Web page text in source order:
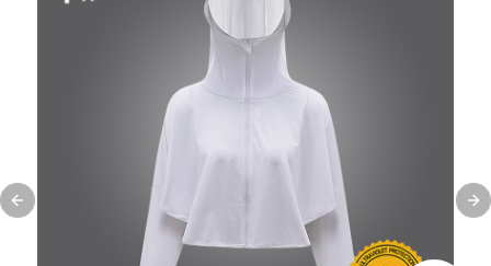
Previous slide